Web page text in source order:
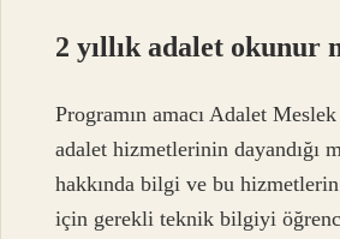
2 yıllık adalet okunur
Programın amacı Adalet
adalet hizmetlerinin dayandığı
hakkında bilgi ve bu
için gerekli teknik bilgiyi